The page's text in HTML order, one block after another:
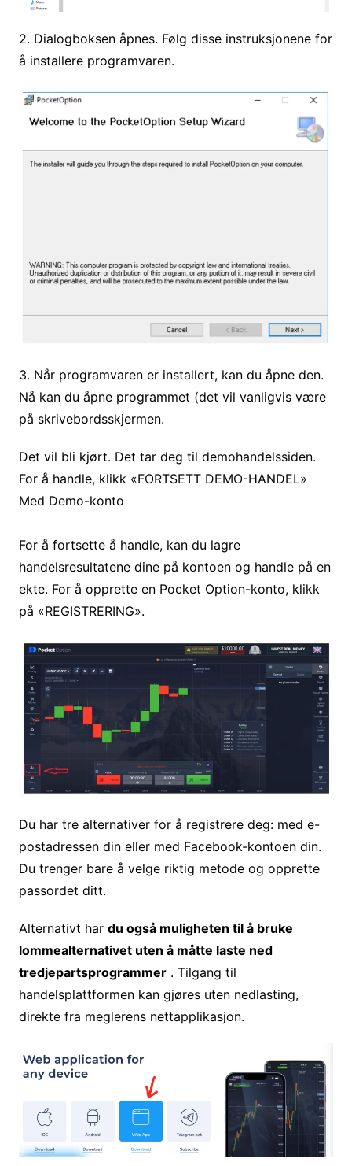
2. Dialogboksen åpnes. Følg disse instruksjonene for
å installere programvaren.
3. Når programvaren er installert, kan du åpne den.
Nå kan du åpne programmet (det vil vanligvis være
på skrivebordsskjermen.
Det vil bli kjørt. Det tar deg til demohandelssiden.
For å handle, klikk «FORTSETT DEMO-HANDEL»
Med Demo-konto
For å fortsette å handle, kan du lagre
handelsresultatene dine på kontoen og handle på en
ekte. For å opprette en Pocket Option-konto, klikk
på «REGISTRERING».
Du har tre alternativer for å registrere deg: med e-
postadressen din eller med Facebook-kontoen din.
Du trenger bare å velge riktig metode og opprette
passordet ditt.
Alternativt har du også muligheten til å bruke
lommealternativet uten å måtte laste ned
tredjepartsprogrammer. Tilgang til
handelsplattformen kan gjøres uten nedlasting,
direkte fra meglerens nettapplikasjon.